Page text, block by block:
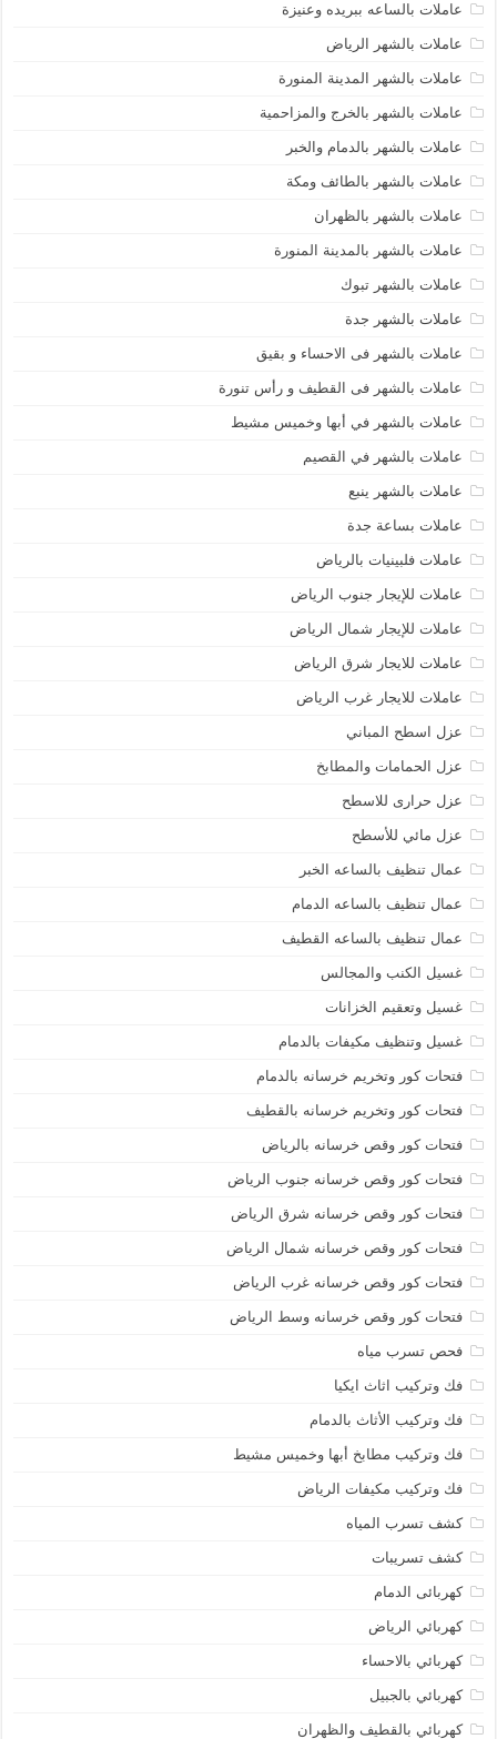
عاملات بالساعه ببريده وعنيزة
عاملات بالشهر الرياض
عاملات بالشهر المدينة المنورة
عاملات بالشهر بالخرج والمزاحمية
عاملات بالشهر بالدمام والخبر
عاملات بالشهر بالطائف ومكة
عاملات بالشهر بالظهران
عاملات بالشهر بالمدينة المنورة
عاملات بالشهر تبوك
عاملات بالشهر جدة
عاملات بالشهر فى الاحساء و بقيق
عاملات بالشهر فى القطيف و رأس تنورة
عاملات بالشهر في أبها وخميس مشيط
عاملات بالشهر في القصيم
عاملات بالشهر ينبع
عاملات بساعة جدة
عاملات فلبينيات بالرياض
عاملات للإيجار جنوب الرياض
عاملات للإيجار شمال الرياض
عاملات للايجار شرق الرياض
عاملات للايجار غرب الرياض
عزل اسطح المباني
عزل الحمامات والمطابخ
عزل حرارى للاسطح
عزل مائي للأسطح
عمال تنظيف بالساعه الخبر
عمال تنظيف بالساعه الدمام
عمال تنظيف بالساعه القطيف
غسيل الكنب والمجالس
غسيل وتعقيم الخزانات
غسيل وتنظيف مكيفات بالدمام
فتحات كور وتخريم خرسانه بالدمام
فتحات كور وتخريم خرسانه بالقطيف
فتحات كور وقص خرسانه بالرياض
فتحات كور وقص خرسانه جنوب الرياض
فتحات كور وقص خرسانه شرق الرياض
فتحات كور وقص خرسانه شمال الرياض
فتحات كور وقص خرسانه غرب الرياض
فتحات كور وقص خرسانه وسط الرياض
فحص تسرب مياه
فك وتركيب اثاث ايكيا
فك وتركيب الأثاث بالدمام
فك وتركيب مطابخ أبها وخميس مشيط
فك وتركيب مكيفات الرياض
كشف تسرب المياه
كشف تسريبات
كهربائى الدمام
كهربائي الرياض
كهربائي بالاحساء
كهربائي بالجبيل
كهربائي بالقطيف والظهران